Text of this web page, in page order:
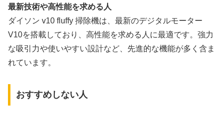
最新技術や高性能を求める人
ダイソン v10 fluffy 掃除機は、最新のデジタルモーター
V10を搭載しており、高性能を求める人に最適です。強力
な吸引力や使いやすい設計など、先進的な機能が多く含ま
れています。
おすすめしない人